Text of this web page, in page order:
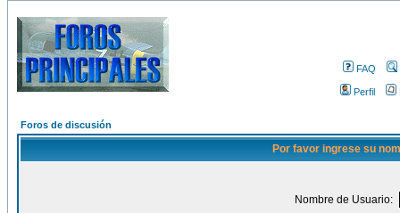
FAQ
Perfil
Foros de discusión
Por favor ingrese su
Nombre de Usuario: